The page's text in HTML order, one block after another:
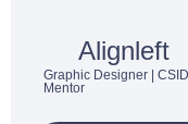
Alignleft
Graphic Designer | CSID
Mentor